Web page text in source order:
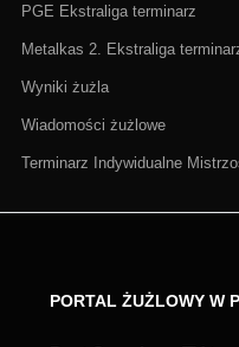
PGE Ekstraliga terminarz
Metalkas 2. Ekstraliga
Wyniki żużla
Wiadomości żużlowe
Terminarz Indywidualne
PORTAL ŻUŻLOWY W